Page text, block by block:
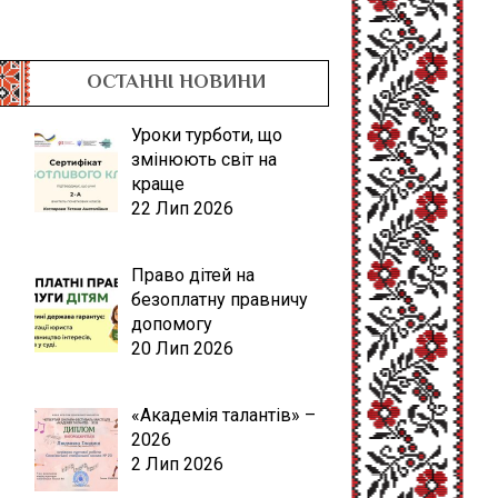
ОСТАННІ НОВИНИ
Уроки турботи, що
змінюють світ на
краще
22 Лип 2026
Право дітей на
безоплатну правничу
допомогу
20 Лип 2026
«Академія талантів» –
2026
2 Лип 2026